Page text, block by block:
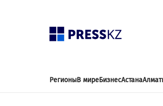
РегионыВ миреБизнесАстана